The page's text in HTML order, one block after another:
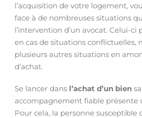
l’acquisition de votre logement,
face à de nombreuses situations
l’intervention d’un avocat. Celui-
en cas de situations conflictuelles,
plusieurs autres situations en
d’achat.
Se lancer dans l’achat d’un bien
accompagnement fiable présente
Pour cela, la personne susceptible